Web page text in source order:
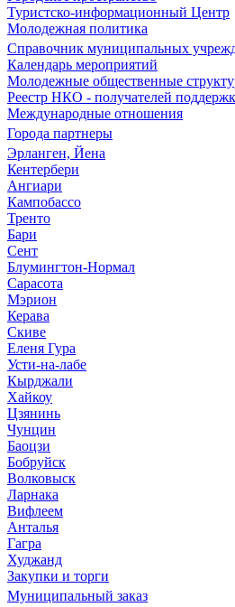
Туристско-информационный Центр
Молодежная политика
Справочник муниципальных
Календарь мероприятий
Молодежные общественные
Реестр НКО - получателей
Международные отношения
Города партнеры
Эрланген, Йена
Кентербери
Ангиари
Кампобассо
Тренто
Бари
Сент
Блумингтон-Нормал
Сарасота
Мэрион
Керава
Скиве
Еленя Гура
Усти-на-лабе
Кырджали
Хайкоу
Цзянинь
Чунцин
Баоцзи
Бобруйск
Волковыск
Ларнака
Вифлеем
Анталья
Гагра
Худжанд
Закупки и торги
Муниципальный заказ